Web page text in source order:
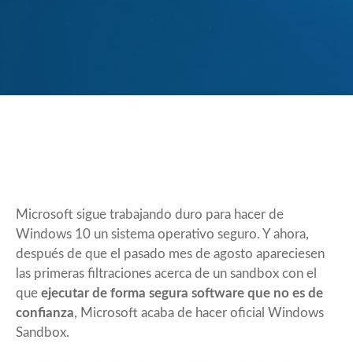
Microsoft sigue trabajando duro para hacer de
Windows 10 un sistema operativo seguro. Y ahora,
después de que el pasado mes de agosto apareciesen
las primeras filtraciones acerca de un sandbox con el
que ejecutar de forma segura software que no es de
confianza, Microsoft acaba de hacer oficial Windows
Sandbox.